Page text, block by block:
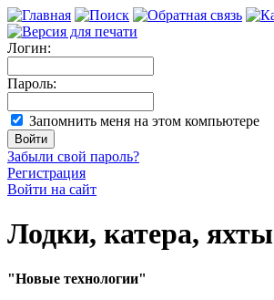
Логин:
Пароль:
Запомнить меня на этом компьютере
Забыли свой пароль?
Регистрация
Войти на сайт
Лодки, катера, яхты
"Новые технологии"